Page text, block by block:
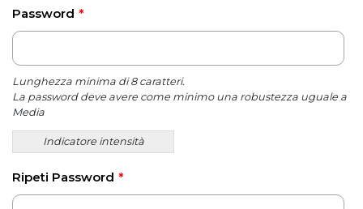
Password *
Lunghezza minima di 8 caratteri.
La password deve avere come minimo una robustezza uguale a
Media
Indicatore intensità
Ripeti Password *